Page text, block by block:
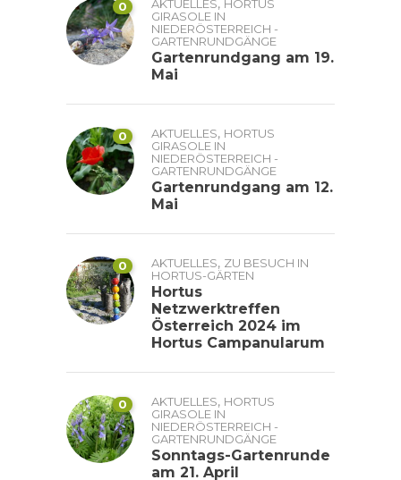
0 AKTUELLES, HORTUS
GIRASOLE IN
NIEDERÖSTERREICH -
GARTENRUNDGÄNGE
Gartenrundgang am 19.
Mai
0 AKTUELLES, HORTUS
GIRASOLE IN
NIEDERÖSTERREICH -
GARTENRUNDGÄNGE
Gartenrundgang am 12.
Mai
0 AKTUELLES, ZU BESUCH IN
HORTUS-GÄRTEN
Hortus
Netzwerktreffen
Österreich 2024 im
Hortus Campanularum
0 AKTUELLES, HORTUS
GIRASOLE IN
NIEDERÖSTERREICH -
GARTENRUNDGÄNGE
Sonntags-Gartenrunde
am 21. April